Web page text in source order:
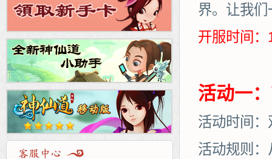
界。让我们
开服时间
活动一
活动时间
活动规则